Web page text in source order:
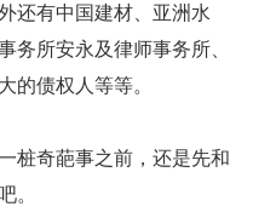
还有中国建材、亚洲水
务所安永及律师事务所、
的债权人等等。
桩奇葩事之前，还是先和
。